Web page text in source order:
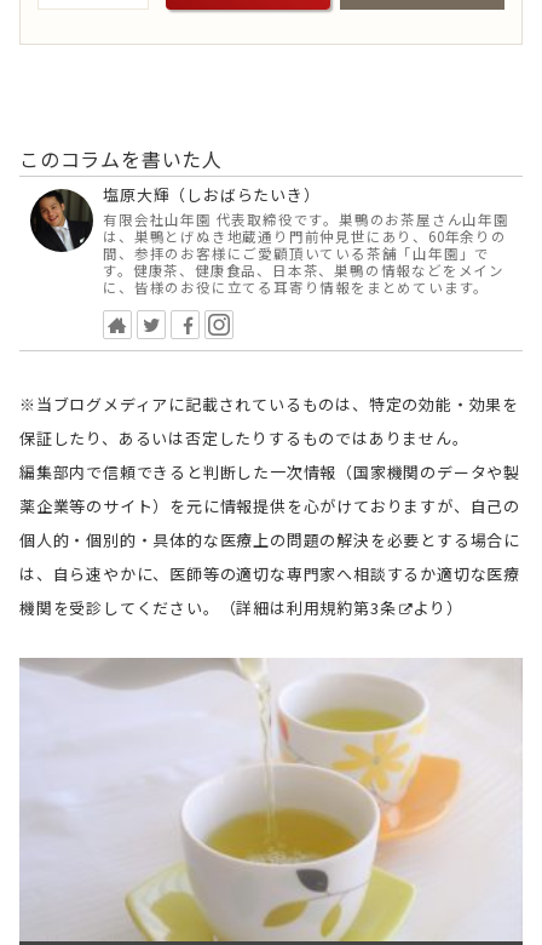
このコラムを書いた人
塩原大輝（しおばらたいき）
有限会社山年園 代表取締役です。巣鴨のお茶屋さん山年園
は、巣鴨とげぬき地蔵通り門前仲見世にあり、60年余りの
間、参拝のお客様にご愛顧頂いている茶舗「山年園」で
す。健康茶、健康食品、日本茶、巣鴨の情報などをメイン
に、皆様のお役に立てる耳寄り情報をまとめています。
※当ブログメディアに記載されているものは、特定の効能・効果を
保証したり、あるいは否定したりするものではありません。
編集部内で信頼できると判断した一次情報（国家機関のデータや製
薬企業等のサイト）を元に情報提供を心がけておりますが、自己の
個人的・個別的・具体的な医療上の問題の解決を必要とする場合に
は、自ら速やかに、医師等の適切な専門家へ相談するか適切な医療
機関を受診してください。（詳細は利用規約第3条 より）